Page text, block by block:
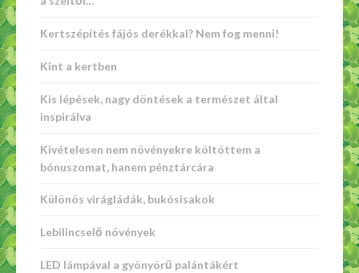
Kertszépítés fájós derékkal? Nem fog menni!
Kint a kertben
Kis lépések, nagy döntések a természet által
inspirálva
Kivételesen nem növényekre költöttem a
bónuszomat, hanem pénztárcára
Különös virágládák, bukósisakok
Lebilincselő növények
LED lámpával a gyönyörű palántákért